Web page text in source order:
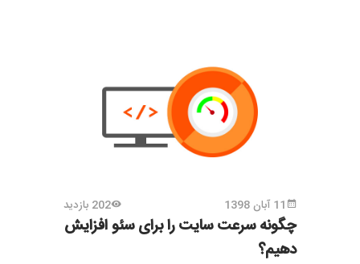
11 آبان 1398 202 بازدید
چگونه سرعت سایت را برای سئو افزایش
دهیم؟